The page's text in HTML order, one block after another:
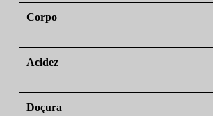
Corpo
Acidez
Doçura